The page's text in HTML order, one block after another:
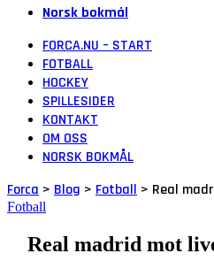
Norsk bokmål
FORCA.NU – START
FOTBALL
HOCKEY
SPILLESIDER
KONTAKT
OM OSS
NORSK BOKMÅL
Forca > Blog > Fotball > Real
Fotball
Real madrid mot